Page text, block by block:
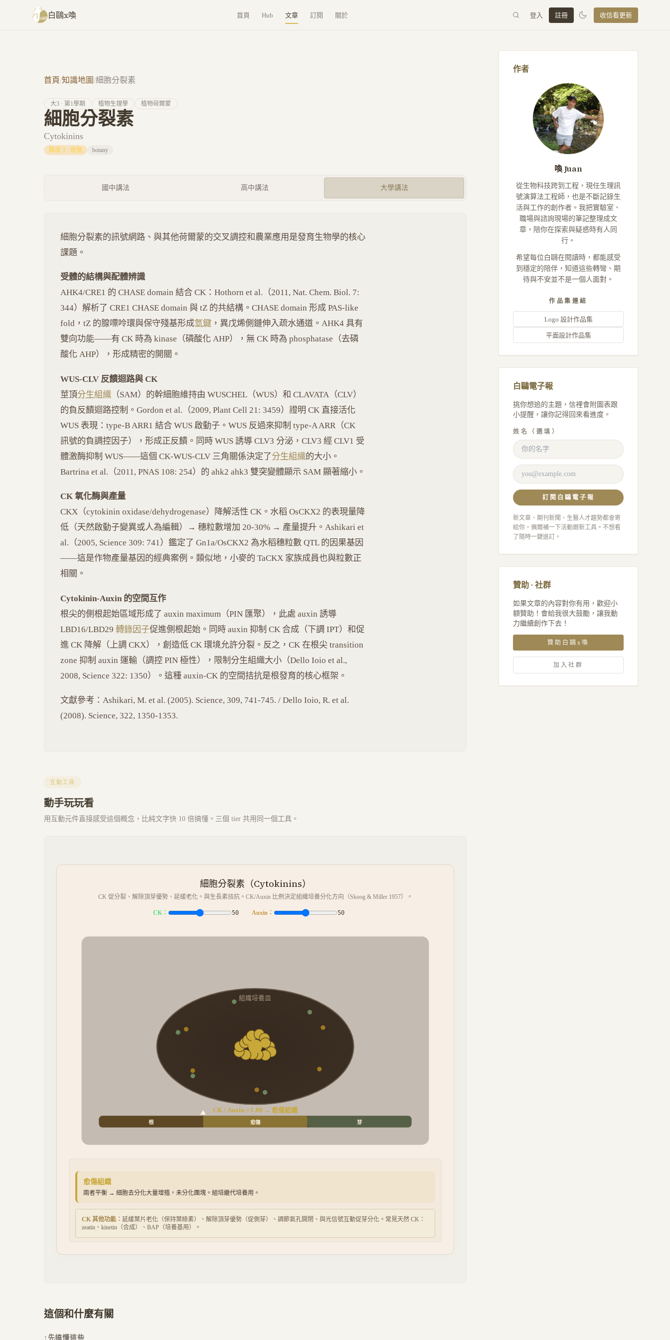
跳至主要內容
白鷗x喚 首頁 Hub 文章 訂閱 關於 登入 註冊 收信看更新
首頁/知識地圖/細胞分裂素
大3 · 第1學期 植物生理學 植物荷爾蒙
細胞分裂素
Cytokinins
難度 3 · 進階 botany
國中講法 高中講法 大學講法
細胞分裂素的訊號網路、與其他荷爾蒙的交叉調控和農業應用是發育生物學的核心
課題。
受體的結構與配體辨識
AHK4/CRE1 的 CHASE domain 結合 CK：Hothorn et al.（2011, Nat. Chem. Biol. 7:
344）解析了 CRE1 CHASE domain 與 tZ 的共結構。CHASE domain 形成 PAS-like
fold，tZ 的腺嘌呤環與保守殘基形成氫鍵 ，異戊烯側鏈伸入疏水通道。AHK4 具有
雙向功能——有 CK 時為 kinase（磷酸化 AHP），無 CK 時為 phosphatase（去磷
酸化 AHP），形成精密的開關。
WUS-CLV 反饋迴路與 CK
莖頂分生組織 （SAM）的幹細胞維持由 WUSCHEL（WUS）和 CLAVATA（CLV）
的負反饋迴路控制。Gordon et al.（2009, Plant Cell 21: 3459）證明 CK 直接活化
WUS 表現：type-B ARR1 結合 WUS 啟動子。WUS 反過來抑制 type-A ARR（CK
訊號的負調控因子），形成正反饋。同時 WUS 誘導 CLV3 分泌，CLV3 經 CLV1 受
體激酶抑制 WUS——這個 CK-WUS-CLV 三角關係決定了分生組織的大小。
Bartrina et al.（2011, PNAS 108: 254）的 ahk2 ahk3 雙突變體顯示 SAM 顯著縮小。
CK 氧化酶與產量
CKX（cytokinin oxidase/dehydrogenase）降解活性 CK。水稻 OsCKX2 的表現量降
低（天然啟動子變異或人為編輯）→ 穗粒數增加 20-30% → 產量提升。Ashikari et
al.（2005, Science 309: 741）鑑定了 Gn1a/OsCKX2 為水稻穗粒數 QTL 的因果基因
——這是作物產量基因的經典案例。類似地，小麥的 TaCKX 家族成員也與粒數正
相關。
Cytokinin-Auxin 的空間互作
根尖的側根起始區域形成了 auxin maximum（PIN 匯聚），此處 auxin 誘導
LBD16/LBD29 轉錄因子促進側根起始。同時 auxin 抑制 CK 合成（下調 IPT）和促
進 CK 降解（上調 CKX），創造低 CK 環境允許分裂。反之，CK 在根尖 transition
zone 抑制 auxin 運輸（調控 PIN 極性），限制分生組織大小（Dello Ioio et al.,
2008, Science 322: 1350）。這種 auxin-CK 的空間拮抗是根發育的核心框架。
文獻參考：Ashikari, M. et al. (2005). Science, 309, 741-745. / Dello Ioio, R. et al.
(2008). Science, 322, 1350-1353.
互動工具
動手玩玩看
用互動元件直接感受這個概念，比純文字快 10 倍搞懂。三個 tier 共用同一個工具。
細胞分裂素（Cytokinins）
CK 促分裂、解除頂芽優勢、延緩老化。與生長素拮抗。CK/Auxin 比例決定組織培養分化方向（Skoog & Miller 1957）。
CK： 50 Auxin： 50
組織培養皿
CK / Auxin = 1.00 →愈傷組織
根 愈傷 芽
愈傷組織
兩者平衡 → 細胞去分化大量增殖，未分化團塊。組培繼代培養用。
CK 其他功能： 延緩葉片老化（保持葉綠素）、解除頂芽優勢（促側芽）、調節氣孔開閉、與光信號互動促芽分化。常見天然 CK：
zeatin、kinetin（合成）、BAP（培養基用）。
這個和什麼有關
↑ 先搞懂這些
作者
喚 Juan
從生物科技跨到工程，現任生理訊
號演算法工程師，也是不斷記錄生
活與工作的創作者。我把實驗室、
職場與諮詢現場的筆記整理成文
章，陪你在探索與疑惑時有人同
行。
希望每位白鷗在閱讀時，都能感受
到穩定的陪伴，知道這些轉彎、期
待與不安並不是一個人面對。
作品集連結
Logo 設計作品集
平面設計作品集
白鷗電子報
挑你想追的主題，信裡會附圖表跟
小提醒，讓你記得回來看進度。
姓名（選填）
訂閱白鷗電子報
新文章、期刊新聞、生醫人才趨勢都會寄
給你，偶爾補一下活動跟新工具。不想看
了隨時一鍵退訂。
贊助 · 社群
如果文章的內容對你有用，歡迎小
額贊助！會給我很大鼓勵，讓我動
力繼續創作下去！
贊助白鷗x喚
加入社群